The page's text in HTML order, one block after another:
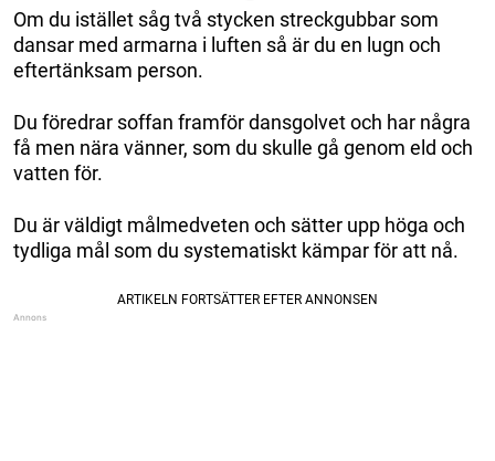
Om du istället såg två stycken streckgubbar som
dansar med armarna i luften så är du en lugn och
eftertänksam person.
Du föredrar soffan framför dansgolvet och har några
få men nära vänner, som du skulle gå genom eld och
vatten för.
Du är väldigt målmedveten och sätter upp höga och
tydliga mål som du systematiskt kämpar för att nå.